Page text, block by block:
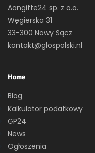
Aangifte24 sp. z o.o.
Węgierska 31
33-300 Nowy Sącz
kontakt@glospolski.nl
Home
Blog
Kalkulator podatkowy
GP24
News
Ogłoszenia